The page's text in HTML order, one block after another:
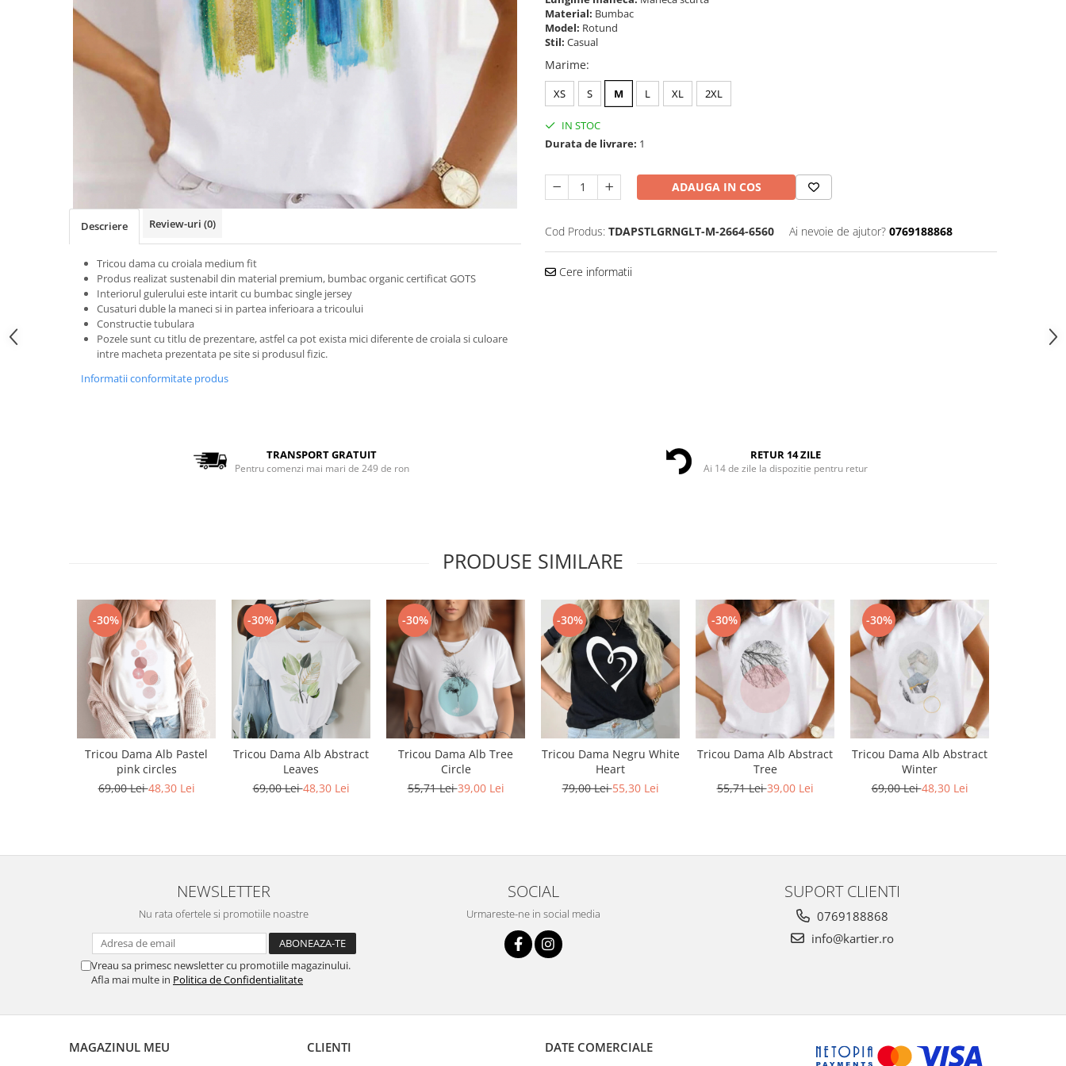
Tricouri Mom
Tricouri Petrecerea Burlacitelor
Tricouri Tattoo
Tricouri Toamna
Tricouri Tree
Tricouri Valentine's Day
Tricouri X-mas
Bluze Abstract
Bluze Animale
Bluze Primavara
Hanorace Unisex
Tricouri Japoneze
Tricouri Skull
Bluze Trening
Material: Bumbac
Model: Rotund
Stil: Casual
Marime:
XS S M L XL 2XL
IN STOC
Durata de livrare: 1
ADAUGA IN COS
Cod Produs: TDAPSTLGRNGLT-M-2664-6560 Ai nevoie de ajutor? 0769188868
Cere informatii
Descriere Review-uri (0)
Tricou dama cu croiala medium fit
Produs realizat sustenabil din material premium, bumbac organic certificat GOTS
Interiorul gulerului este intarit cu bumbac single jersey
Cusaturi duble la maneci si in partea inferioara a tricoului
Constructie tubulara
Pozele sunt cu titlu de prezentare, astfel ca pot exista mici diferente de croiala si culoare
intre macheta prezentata pe site si produsul fizic.
Informatii conformitate produs
TRANSPORT GRATUIT
Pentru comenzi mai mari de 249 de ron
RETUR 14 ZILE
Ai 14 de zile la dispozitie pentru retur
PRODUSE SIMILARE
-30%
Tricou Dama Alb Pastel
pink circles
69,00 Lei48,30 Lei
-30%
Tricou Dama Alb Abstract
Leaves
69,00 Lei48,30 Lei
-30%
Tricou Dama Alb Tree
Circle
55,71 Lei39,00 Lei
-30%
Tricou Dama Negru White
Heart
79,00 Lei55,30 Lei
-30%
Tricou Dama Alb Abstract
Tree
55,71 Lei39,00 Lei
-30%
Tricou Dama Alb Abstract
Winter
69,00 Lei48,30 Lei
NEWSLETTER
Nu rata ofertele si promotiile noastre
Vreau sa primesc newsletter cu promotiile magazinului.
Afla mai multe in Politica de Confidentialitate
SOCIAL
Urmareste-ne in social media
SUPORT CLIENTI
0769188868
info@kartier.ro
MAGAZINUL MEU CLIENTI DATE COMERCIALE